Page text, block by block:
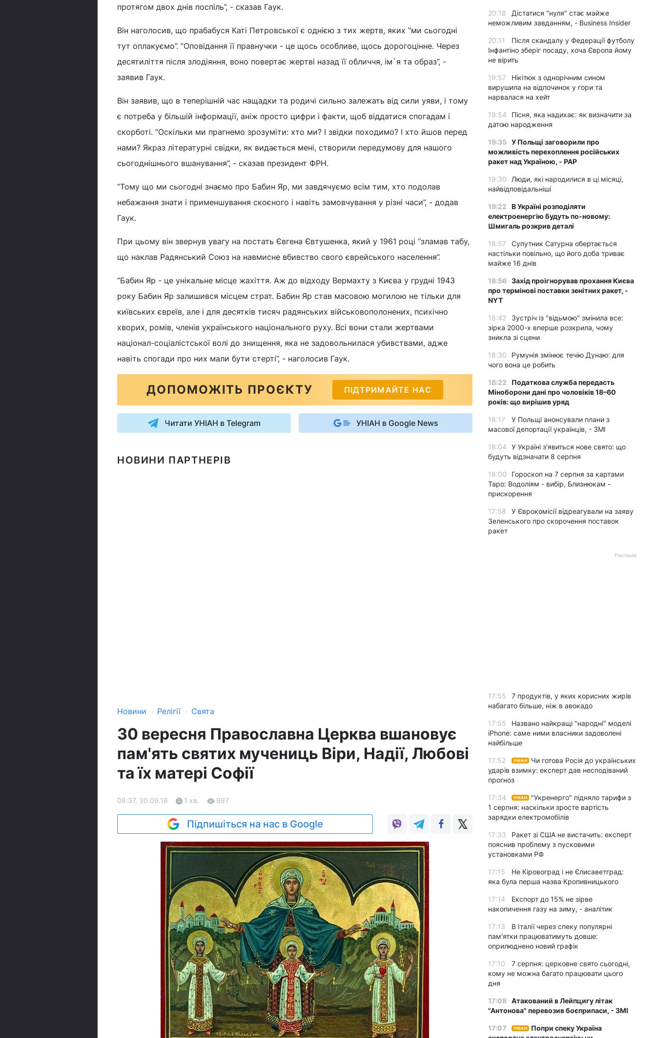
протягом двох днів поспіль”, - сказав Гаук.
Він наголосив, що прабабуся Каті Петровської є однією з тих жертв, яких ”ми сьогодні
тут оплакуємо”. ”Оповідання її правнучки - це щось особливе, щось дорогоцінне. Через
десятиліття після злодіяння, воно повертає жертві назад її обличчя, ім`я та образ”, -
заявив Гаук.
Він заявив, що в теперішній час нащадки та родичі сильно залежать від сили уяви, і тому
є потреба у більшій інформації, аніж просто цифри і факти, щоб віддатися спогадам і
скорботі. ”Оскільки ми прагнемо зрозуміти: хто ми? І звідки походимо? І хто йшов перед
нами? Якраз літературні свідки, як видається мені, створили передумову для нашого
сьогоднішнього вшанування”, - сказав президент ФРН.
”Тому що ми сьогодні знаємо про Бабин Яр, ми завдячуємо всім тим, хто подолав
небажання знати і применшування скоєного і навіть замовчування у різні часи”, - додав
Гаук.
При цьому він звернув увагу на постать Євгена Євтушенка, який у 1961 році ”зламав табу,
що наклав Радянський Союз на навмисне вбивство свого єврейського населення”.
”Бабин Яр - це унікальне місце жахіття. Аж до відходу Вермахту з Києва у грудні 1943
року Бабин Яр залишився місцем страт. Бабин Яр став масовою могилою не тільки для
київських євреїв, але і для десятків тисяч радянських військовополонених, психічно
хворих, ромів, членів українського національного руху. Всі вони стали жертвами
націонал-соціалістської волі до знищення, яка не задовольнилася убивствами, адже
навіть спогади про них мали бути стерті”, - наголосив Гаук.
ДОПОМОЖІТЬ ПРОЄКТУ ПІДТРИМАЙТЕ НАС
Читати УНІАН в Telegram УНІАН в Google News
НОВИНИ ПАРТНЕРІВ
Новини › Релігії › Свята
30 вересня Православна Церква вшановує
пам'ять святих мучениць Віри, Надії, Любові
та їх матері Софії
08:37, 30.09.16 1 хв. 997
Підпишіться на нас в Google
20:18
Дістатися "нуля" стає майже
неможливим завданням, - Business Insider
20:11
Після скандалу у Федерації футболу
Інфантіно зберіг посаду, хоча Європа йому
не вірить
19:57
Нікітюк з однорічним сином
вирушила на відпочинок у гори та
нарвалася на хейт
19:54
Пісня, яка надихає: як визначити за
датою народження
19:35 У Польщі заговорили про
можливість перехоплення російських
ракет над Україною, - PAP
19:30
Люди, які народилися в ці місяці,
найвідповідальніші
19:22
В Україні розподіляти
електроенергію будуть по-новому:
Шмигаль розкрив деталі
18:57
Супутник Сатурна обертається
настільки повільно, що його доба триває
майже 16 днів
18:56 Захід проігнорував прохання Києва
про термінові поставки зенітних ракет, -
NYT
18:42
Зустріч із "відьмою" змінила все:
зірка 2000-х вперше розкрила, чому
зникла зі сцени
18:30
Румунія змінює течію Дунаю: для
чого вона це робить
18:22
Податкова служба передасть
Міноборони дані про чоловіків 18–60
років: що вирішив уряд
18:17
У Польщі анонсували плани з
масової депортації українців, - ЗМІ
18:04
У Україні з'явиться нове свято: що
будуть відзначати 8 серпня
18:00
Гороскоп на 7 серпня за картами
Таро: Водоліям - вибір, Близнюкам -
прискорення
17:58
У Єврокомісії відреагували на заяву
Зеленського про скорочення поставок
ракет
Реклама
17:55
7 продуктів, у яких корисних жирів
набагато більше, ніж в авокадо
17:55
Названо найкращі "народні" моделі
iPhone: саме ними власники задоволені
найбільше
17:52 УНІАН
Чи готова Росія до українських
ударів взимку: експерт дав несподіваний
прогноз
17:34 УНІАН
"Укренерго" підняло тарифи з
1 серпня: наскільки зросте вартість
зарядки електромобілів
17:33
Ракет зі США не вистачить: експерт
пояснив проблему з пусковими
установками РФ
17:15
Не Кіровоград і не Єлисаветград:
яка була перша назва Кропивницького
17:14
Експорт до 15% не зірве
накопичення газу на зиму, - аналітик
17:13
В Італії через спеку популярні
пам'ятки працюватимуть довше:
оприлюднено новий графік
17:10
7 серпня: церковне свято сьогодні,
кому не можна багато працювати цього
дня
17:08 Атакований в Лейпцигу літак
"Антонова" перевозив боєприпаси, - ЗМІ
17:07 УНІАН
Попри спеку Україна